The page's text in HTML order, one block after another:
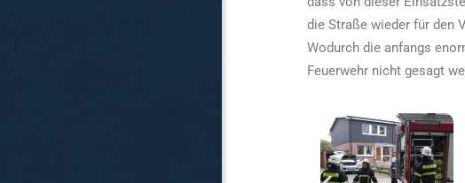
die Straße wieder für den
Wodurch die anfangs
Feuerwehr nicht gesagt